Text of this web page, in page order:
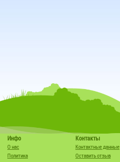
Инфо
О нас
Политика
Контакты
Контактные данные
Оставить отзыв